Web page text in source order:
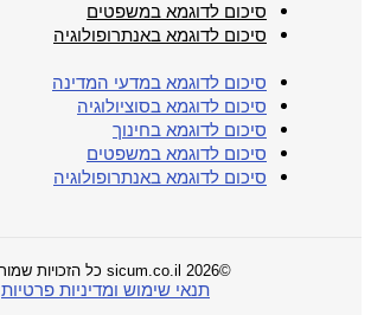
סיכום לדוגמא במשפטים
סיכום לדוגמא באנתרופולוגיה
סיכום לדוגמא במדעי המדינה
סיכום לדוגמא בסוציולוגיה
סיכום לדוגמא בחינוך
סיכום לדוגמא במשפטים
סיכום לדוגמא באנתרופולוגיה
©2026 sicum.co.il כל הזכויות שמורות.
תנאי שימוש ומדיניות פרטיות